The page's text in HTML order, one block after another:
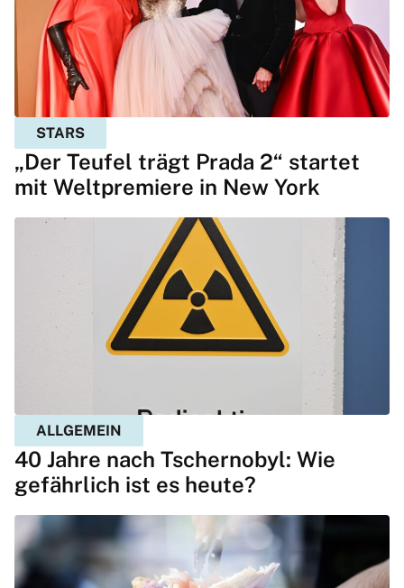
STARS
„Der Teufel trägt Prada 2“ startet
mit Weltpremiere in New York
ALLGEMEIN
40 Jahre nach Tschernobyl: Wie
gefährlich ist es heute?